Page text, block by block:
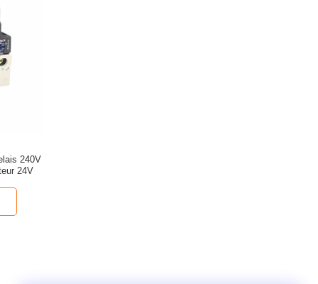
240V
24V